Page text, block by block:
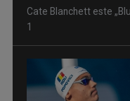
Cate Blanchett este
1